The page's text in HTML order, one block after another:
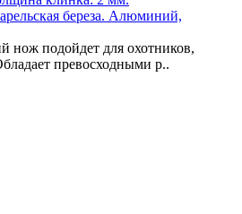
береза. Алюминий,
нож подойдет для охотников,
превосходными р..